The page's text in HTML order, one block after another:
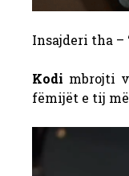
Insajderi tha –
Kodi mbrojti
fëmijët e tij